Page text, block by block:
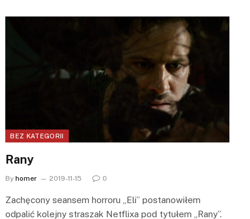
BEZ KATEGORII
Rany
By homer 2019-11-15 0
Zachęcony seansem horroru „Eli” postanowiłem
odpalić kolejny straszak Netflixa pod tytułem „Rany”.